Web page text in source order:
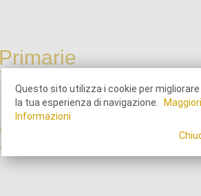
Questo sito utilizza i cookie per migliorare
la tua esperienza di navigazione.
Informazioni